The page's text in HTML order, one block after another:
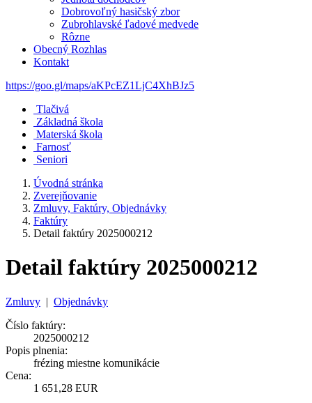
Dobrovoľný hasičský zbor
Zubrohlavské ľadové medvede
Rôzne
Obecný Rozhlas
Kontakt
https://goo.gl/maps/aKPcEZ1LjC4XhBJz5
Tlačivá
Základná škola
Materská škola
Farnosť
Seniori
Úvodná stránka
Zverejňovanie
Zmluvy, Faktúry, Objednávky
Faktúry
Detail faktúry 2025000212
Detail faktúry 2025000212
Zmluvy | Objednávky
Číslo faktúry:
2025000212
Popis plnenia:
frézing miestne komunikácie
Cena:
1 651,28 EUR